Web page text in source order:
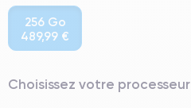
256 Go
489,99 €
Choisissez votre processeur